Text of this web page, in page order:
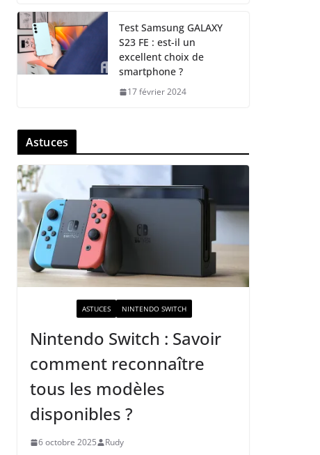
Test Samsung GALAXY
S23 FE : est-il un
excellent choix de
smartphone ?
17 février 2024
Astuces
ASTUCES NINTENDO SWITCH
Nintendo Switch : Savoir
comment reconnaître
tous les modèles
disponibles ?
6 octobre 2025 Rudy